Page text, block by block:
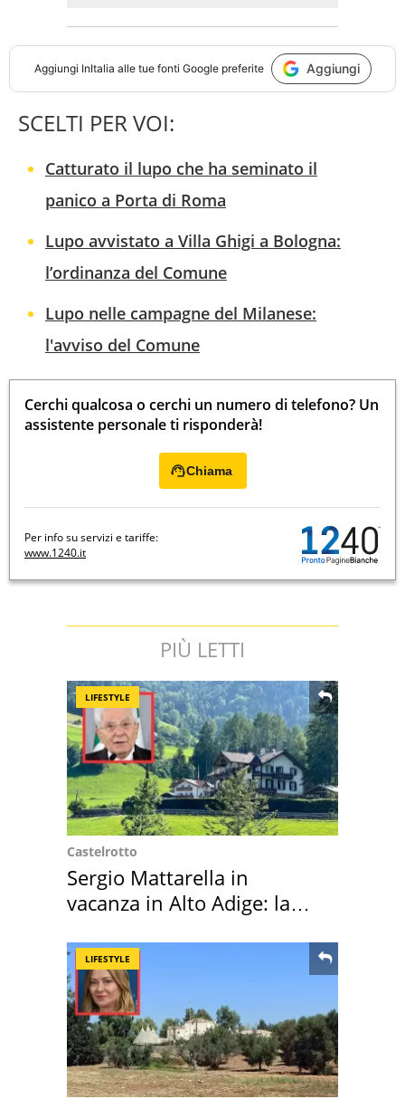
Aggiungi InItalia alle tue fonti Google preferite Aggiungi
SCELTI PER VOI:
Catturato il lupo che ha seminato il
panico a Porta di Roma
Lupo avvistato a Villa Ghigi a Bologna:
l’ordinanza del Comune
Lupo nelle campagne del Milanese:
l'avviso del Comune
Cerchi qualcosa o cerchi un numero di telefono? Un
assistente personale ti risponderà!
Chiama
Per info su servizi e tariffe:
www.1240.it
PIÙ LETTI
LIFESTYLE
Castelrotto
Sergio Mattarella in
vacanza in Alto Adige: la
LIFESTYLE